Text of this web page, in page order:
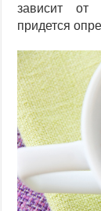
зависит от
придется